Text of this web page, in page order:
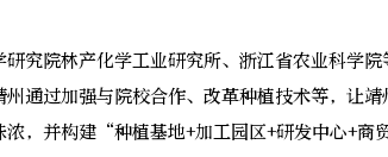
院林产化学工业研究所、浙江省农业科学院
通过加强与院校合作、改革种植技术等，让靖
，并构建“种植基地+加工园区+研发中心+商